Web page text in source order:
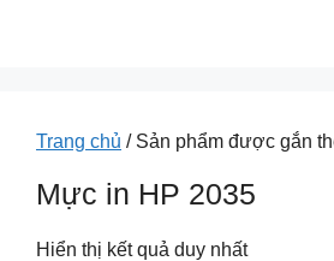
Trang chủ / Sản phẩm được gắn
Mực in HP 2035
Hiển thị kết quả duy nhất